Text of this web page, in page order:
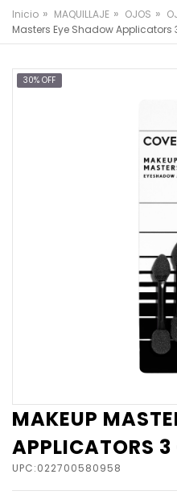
Inicio » MAQUILLAJE » OJOS »
Masters Eye Shadow Applicators
30% OFF
MAKEUP
APPLICATORS
UPC:022700580958